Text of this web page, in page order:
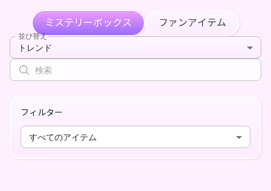
ミステリーボックス ファンアイテム
並び替え
トレンド
フィルター
すべてのアイテム